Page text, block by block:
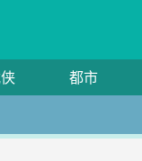
都市